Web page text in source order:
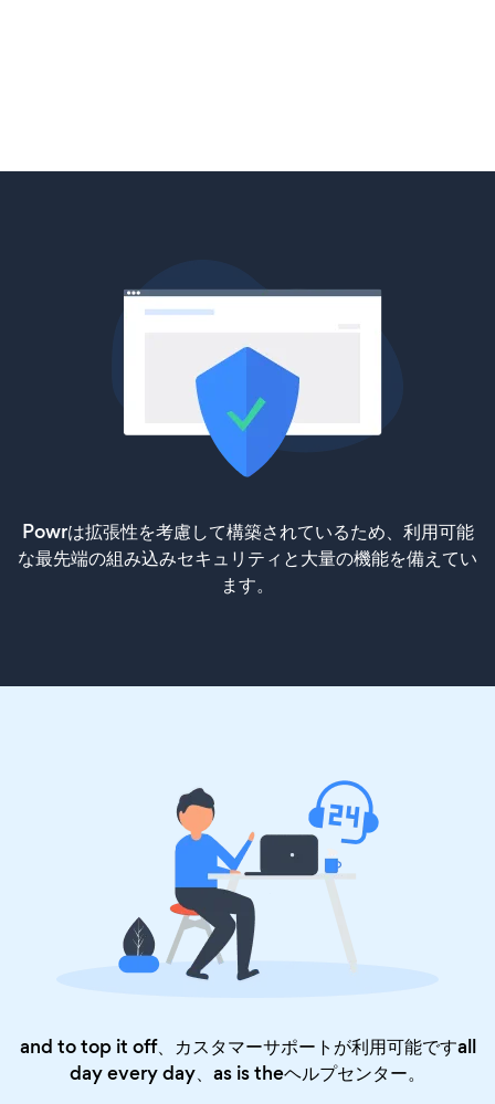
Powrは拡張性を考慮して構築されているため、利用可能
な最先端の組み込みセキュリティと大量の機能を備えてい
ます。
and to top it off、カスタマーサポートが利用可能ですall
day every day、as is theヘルプセンター。